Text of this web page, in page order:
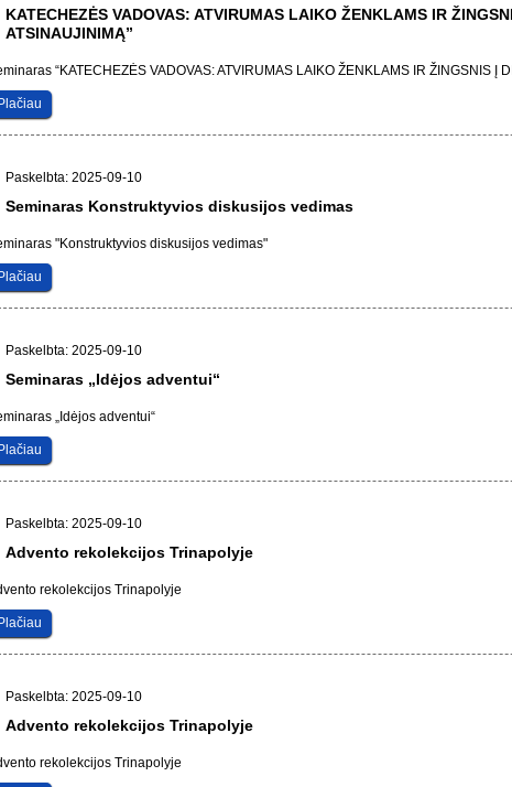
KATECHEZĖS VADOVAS: ATVIRUMAS LAIKO ŽENKLAMS IR
ATSINAUJINIMĄ”
“KATECHEZĖS VADOVAS: ATVIRUMAS LAIKO ŽENKLAMS IR ŽINGSNIS Į
Plačiau
Paskelbta: 2025-09-10
Seminaras Konstruktyvios diskusijos vedimas
"Konstruktyvios diskusijos vedimas"
Plačiau
Paskelbta: 2025-09-10
Seminaras „Idėjos adventui“
„Idėjos adventui“
Plačiau
Paskelbta: 2025-09-10
Advento rekolekcijos Trinapolyje
rekolekcijos Trinapolyje
Plačiau
Paskelbta: 2025-09-10
Advento rekolekcijos Trinapolyje
rekolekcijos Trinapolyje